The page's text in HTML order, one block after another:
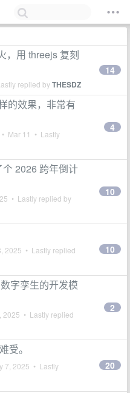
，用 threejs 复刻
replied byTHESDZ
14
的效果，非常有
• Mar 11 • Lastly
4
2026 跨年倒计
• Lastly replied by
10
2025 • Lastly replied
10
字孪生的开发模
2025 • Lastly replied
2
受。
7, 2025 • Lastly
20